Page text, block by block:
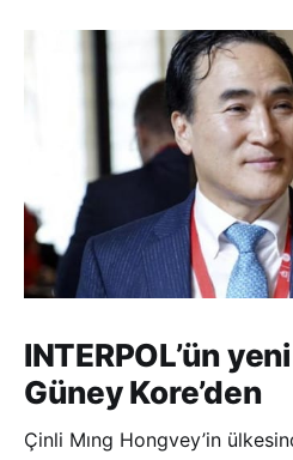
INTERPOL’ün
Güney Kore’den
Çinli Mıng Hongvey’in